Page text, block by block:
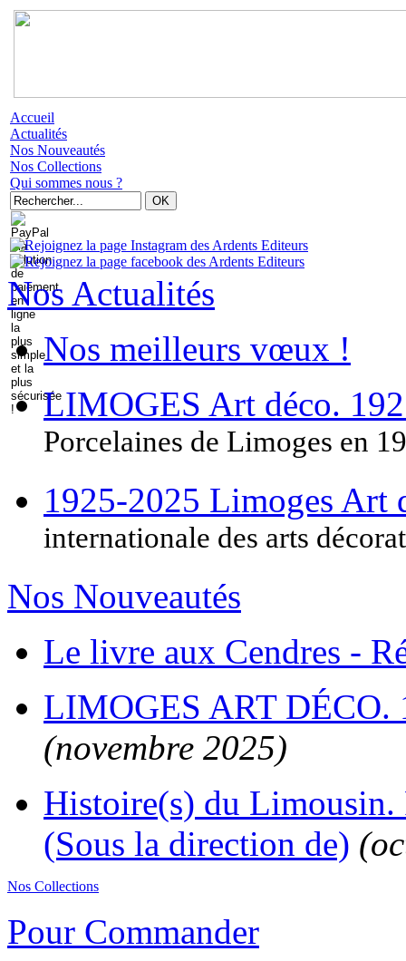
Accueil
Actualités
Nos Nouveautés
Nos Collections
Qui sommes nous ?
Nos Actualités
Nos meilleurs vœux !
LIMOGES Art déco.
Porcelaines de Limoges en
1925-2025 Limoges Art
internationale des arts
Nos Nouveautés
Le livre aux Cendres -
LIMOGES ART
(novembre 2025)
Histoire(s) du Limousin.
(Sous la direction de)
Nos Collections
Pour Commander